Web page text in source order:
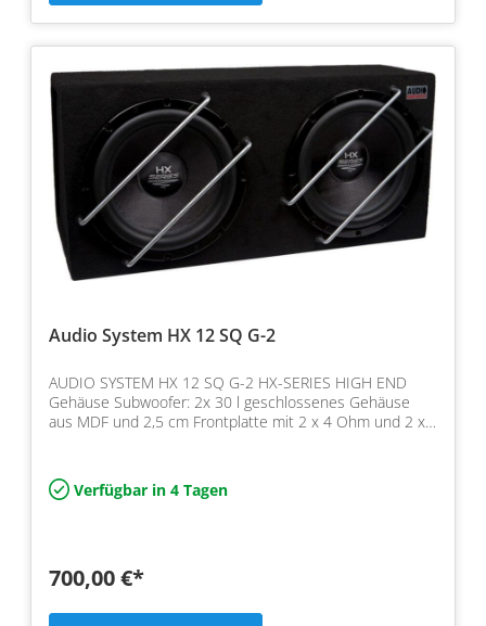
Audio System HX 12 SQ G-2
AUDIO SYSTEM HX 12 SQ G-2 HX-SERIES HIGH END
Gehäuse Subwoofer: 2x 30 l geschlossenes Gehäuse
aus MDF und 2,5 cm Frontplatte mit 2 x 4 Ohm und 2 x
Verfügbar in 4 Tagen
700,00 €*